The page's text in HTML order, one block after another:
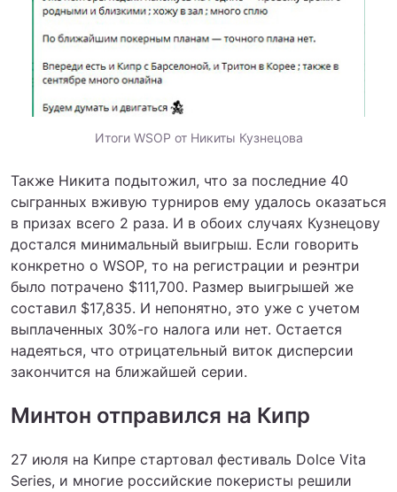
Итоги WSOP от Никиты Кузнецова
Также Никита подытожил, что за последние 40
сыгранных вживую турниров ему удалось оказаться
в призах всего 2 раза. И в обоих случаях Кузнецову
достался минимальный выигрыш. Если говорить
конкретно о WSOP, то на регистрации и реэнтри
было потрачено $111,700. Размер выигрышей же
составил $17,835. И непонятно, это уже с учетом
выплаченных 30%-го налога или нет. Остается
надеяться, что отрицательный виток дисперсии
закончится на ближайшей серии.
Минтон отправился на Кипр
27 июля на Кипре стартовал фестиваль Dolce Vita
Series, и многие российские покеристы решили